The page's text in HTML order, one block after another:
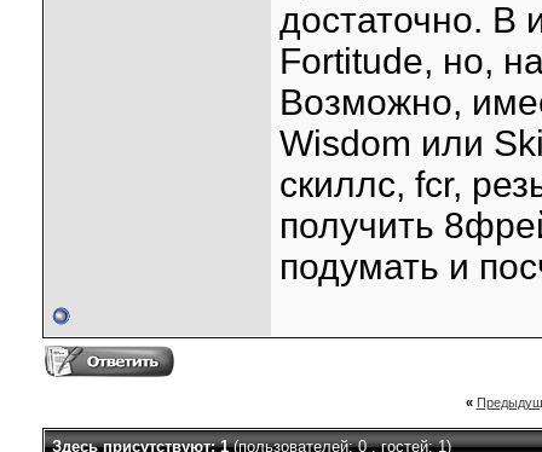
достаточно. В
Fortitude, но,
Возможно,
Wisdom или
скиллс, fcr,
получить
подумать и
«
Здесь присутствуют: 1(пользователей: 0 , гостей: 1)